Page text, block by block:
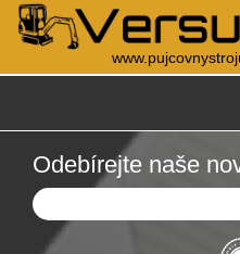
Odebírejte naše